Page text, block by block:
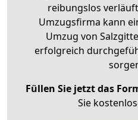
reibungslos
Umzugsfirma kann
Umzug von
erfolgreich
Füllen Sie jetzt das
Sie